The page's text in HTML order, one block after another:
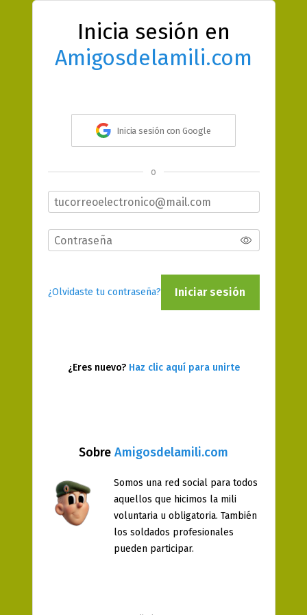
Sobre Amigosdelamili.com
Somos una red social para todos
aquellos que hicimos la mili
voluntaria u obligatoria. También
los soldados profesionales
pueden participar.
Inicia sesión en
Amigosdelamili.com
Inicia sesión con Google
o
¿Olvidaste tu contraseña? Iniciar sesión
¿Eres nuevo? Haz clic aquí para unirte